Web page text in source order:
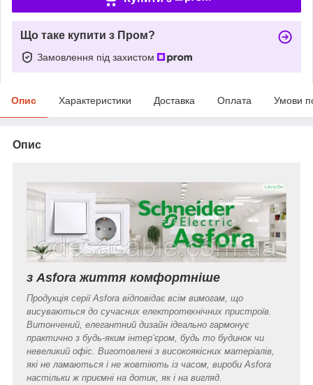
Що таке купити з Пром?
Замовлення під захистом
Опис Характеристики Доставка Оплата Умови
Опис
з Asfora життя комфортніше
Продукція серії Asfora відповідає всім вимогам, що
висуваються до сучасних електротехнічних пристроїв.
Витончений, елегантний дизайн ідеально гармонує
практично з будь-яким інтер’єром, будь то будинок чи
невеликий офіс. Виготовлені з високоякісних матеріалів,
які не ламаються і не жовтіють із часом, вироби Asfora
настільки ж приємні на дотик, як і на вигляд.